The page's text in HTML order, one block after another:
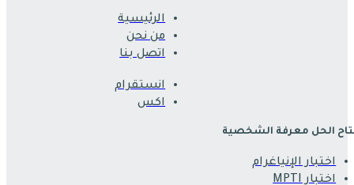
الرئيسية
من نحن
اتصل بنا
انستقرام
اكس
الحل معرفة الشخصية
اختبار الإنياغرام
اختبار MPTI